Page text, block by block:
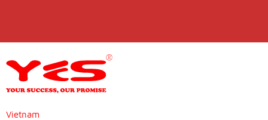
Vietnam